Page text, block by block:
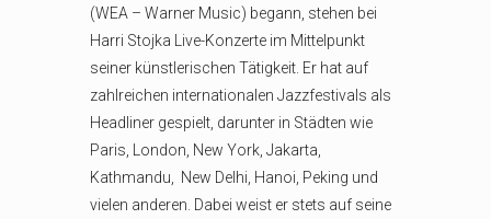
(WEA – Warner Music) begann, stehen bei
Harri Stojka Live-Konzerte im Mittelpunkt
seiner künstlerischen Tätigkeit. Er hat auf
zahlreichen internationalen Jazzfestivals als
Headliner gespielt, darunter in Städten wie
Paris, London, New York, Jakarta,
Kathmandu, New Delhi, Hanoi, Peking und
vielen anderen. Dabei weist er stets auf seine